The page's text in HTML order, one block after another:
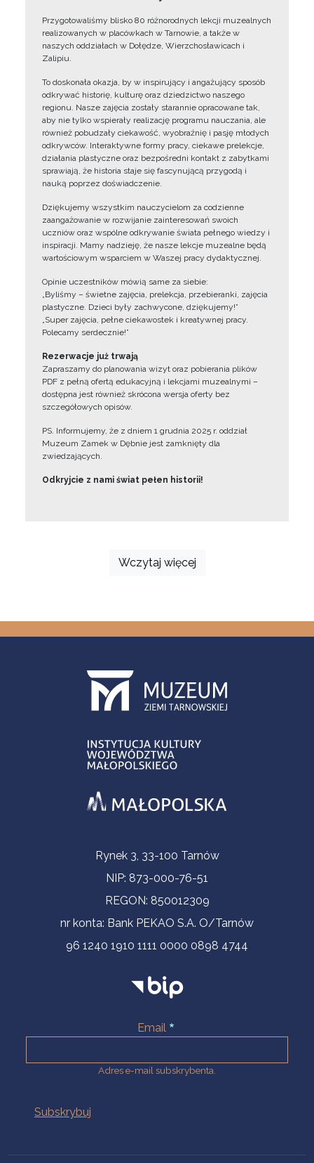
Przygotowaliśmy blisko 80 różnorodnych lekcji muzealnych
realizowanych w placówkach w Tarnowie, a także w
naszych oddziałach w Dołędze, Wierzchosławicach i
Zalipiu.
To doskonała okazja, by w inspirujący i angażujący sposób
odkrywać historię, kulturę oraz dziedzictwo naszego
regionu. Nasze zajęcia zostały starannie opracowane tak,
aby nie tylko wspierały realizację programu nauczania, ale
również pobudzały ciekawość, wyobraźnię i pasję młodych
odkrywców. Interaktywne formy pracy, ciekawe prelekcje,
działania plastyczne oraz bezpośredni kontakt z zabytkami
sprawiają, że historia staje się fascynującą przygodą i
nauką poprzez doświadczenie.
Dziękujemy wszystkim nauczycielom za codzienne
zaangażowanie w rozwijanie zainteresowań swoich
uczniów oraz wspólne odkrywanie świata pełnego wiedzy i
inspiracji. Mamy nadzieję, że nasze lekcje muzealne będą
wartościowym wsparciem w Waszej pracy dydaktycznej.
Opinie uczestników mówią same za siebie:
„Byliśmy – świetne zajęcia, prelekcja, przebieranki, zajęcia
plastyczne. Dzieci były zachwycone, dziękujemy!”
„Super zajęcia, pełne ciekawostek i kreatywnej pracy.
Polecamy serdecznie!”
Rezerwacje już trwają
Zapraszamy do planowania wizyt oraz pobierania plików
PDF z pełną ofertą edukacyjną i lekcjami muzealnymi –
dostępna jest również skrócona wersja oferty bez
szczegółowych opisów.
PS. Informujemy, że z dniem 1 grudnia 2025 r. oddział
Muzeum Zamek w Dębnie jest zamknięty dla
zwiedzających.
Odkryjcie z nami świat pełen historii!
Wczytaj więcej
Informacje kontaktoweRynek 3, 33-100 Tarnów
NIP: 873-000-76-51
REGON: 850012309
nr konta: Bank PEKAO S.A. O/Tarnów
96 1240 1910 1111 0000 0898 4744
Email
Adres e-mail subskrybenta.